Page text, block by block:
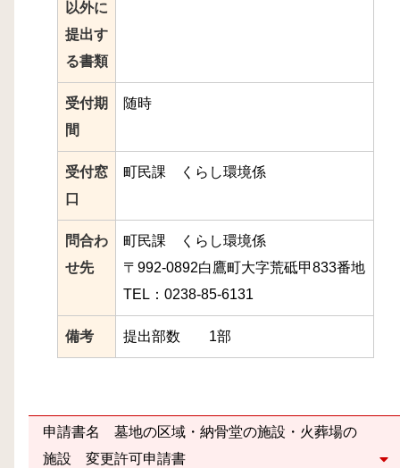
以外に
提出す
る書類
受付期
間
随時
受付窓
口
町民課 くらし環境係
問合わ
せ先
町民課 くらし環境係
〒992-0892白鷹町大字荒砥甲833番地
TEL：0238-85-6131
備考 提出部数 1部
申請書名 墓地の区域・納骨堂の施設・火葬場の
施設 変更許可申請書